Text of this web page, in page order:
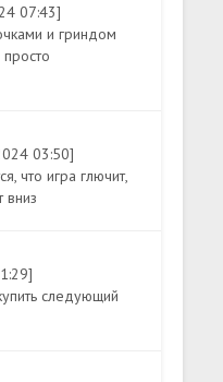
07:43]
и гриндом
03:50]
что игра глючит,
вниз
следующий